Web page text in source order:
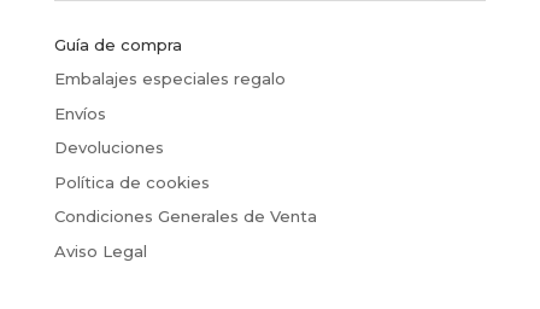
Guía de compra
Embalajes especiales regalo
Envíos
Devoluciones
Política de cookies
Condiciones Generales de Venta
Aviso Legal